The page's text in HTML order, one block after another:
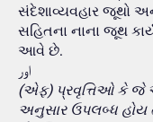
સંદેશાવ્યવહાર જૂથો
સહિતના નાના જૂથ
આવે છે.
اور
(એફ) પ્રવૃત્તિઓ કે જે
અનુસાર ઉપલબ્ધ હોય